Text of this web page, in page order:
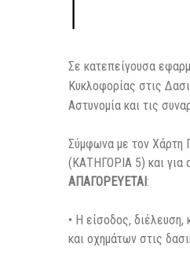
Σε κατεπείγουσα
Κυκλοφορίας στις
Αστυνομία και τις
Σύμφωνα με τον
(ΚΑΤΗΓΟΡΙΑ 5) και για
ΑΠΑΓΟΡΕΥΕΤΑΙ :
• Η είσοδος,
και οχημάτων στις